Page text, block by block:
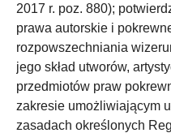
2017 r. poz. 880);
prawa autorskie i
rozpowszechniania
jego skład utworów,
przedmiotów praw
zakresie umożliwiającym
zasadach określonych